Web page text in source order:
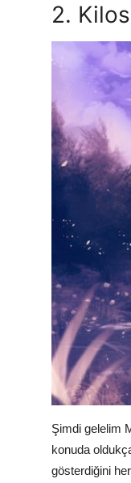
2.
Şimdi gelelim
konuda
gösterdiğini